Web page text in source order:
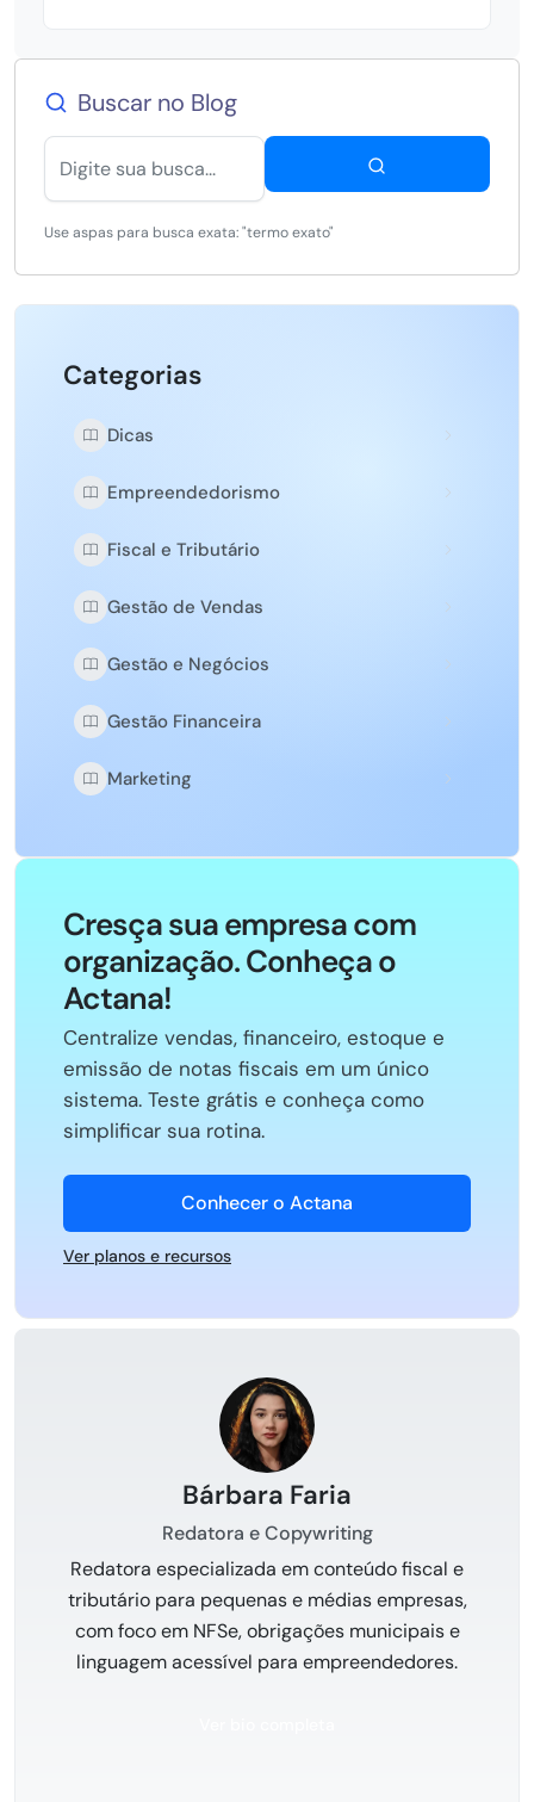
Buscar no Blog
Use aspas para busca exata: "termo exato"
Categorias
Dicas
Empreendedorismo
Fiscal e Tributário
Gestão de Vendas
Gestão e Negócios
Gestão Financeira
Marketing
Cresça sua empresa com
organização. Conheça o
Actana!
Centralize vendas, financeiro, estoque e
emissão de notas fiscais em um único
sistema. Teste grátis e conheça como
simplificar sua rotina.
Conhecer o Actana
Ver planos e recursos
Bárbara Faria
Redatora e Copywriting
Redatora especializada em conteúdo fiscal e
tributário para pequenas e médias empresas,
com foco em NFSe, obrigações municipais e
linguagem acessível para empreendedores.